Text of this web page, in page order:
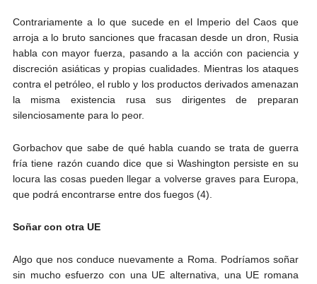
Contrariamente a lo que sucede en el Imperio del Caos que
arroja a lo bruto sanciones que fracasan desde un dron, Rusia
habla con mayor fuerza, pasando a la acción con paciencia y
discreción asiáticas y propias cualidades. Mientras los ataques
contra el petróleo, el rublo y los productos derivados amenazan
la misma existencia rusa sus dirigentes de preparan
silenciosamente para lo peor.
Gorbachov que sabe de qué habla cuando se trata de guerra
fría tiene razón cuando dice que si Washington persiste en su
locura las cosas pueden llegar a volverse graves para Europa,
que podrá encontrarse entre dos fuegos (4).
Soñar con otra UE
Algo que nos conduce nuevamente a Roma. Podríamos soñar
sin mucho esfuerzo con una UE alternativa, una UE romana